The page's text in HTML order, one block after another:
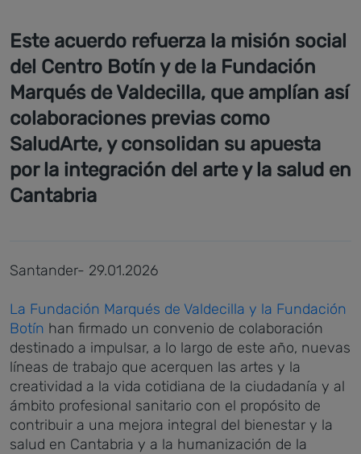
Este acuerdo refuerza la misión social
del Centro Botín y de la Fundación
Marqués de Valdecilla, que amplían así
colaboraciones previas como
SaludArte, y consolidan su apuesta
por la integración del arte y la salud en
Cantabria
Santander- 29.01.2026
La Fundación Marqués de Valdecilla y la Fundación
Botín han firmado un convenio de colaboración
destinado a impulsar, a lo largo de este año, nuevas
líneas de trabajo que acerquen las artes y la
creatividad a la vida cotidiana de la ciudadanía y al
ámbito profesional sanitario con el propósito de
contribuir a una mejora integral del bienestar y la
salud en Cantabria y a la humanización de la